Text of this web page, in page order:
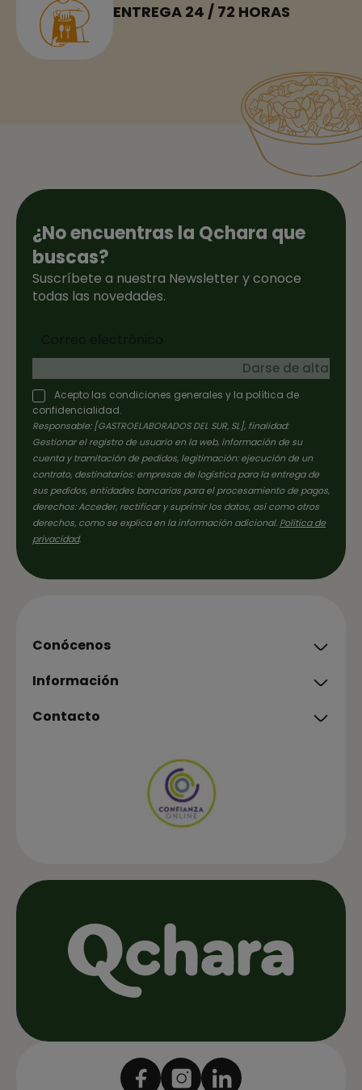
ENTREGA 24 / 72 HORAS
¿No encuentras la Qchara que
buscas?
Suscríbete a nuestra Newsletter y conoce
todas las novedades.
Darse de alta
Acepto las condiciones generales y la política de
confidencialidad.
Responsable: [GASTROELABORADOS DEL SUR, SL], finalidad:
Gestionar el registro de usuario en la web, información de su
cuenta y tramitación de pedidos, legitimación: ejecución de un
contrato, destinatarios: empresas de logística para la entrega de
sus pedidos, entidades bancarias para el procesamiento de pagos,
derechos: Acceder, rectificar y suprimir los datos, así como otros
derechos, como se explica en la información adicional. Política de
privacidad.
Conócenos
Información
Contacto